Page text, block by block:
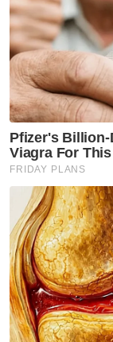
21, 21-13, 21-
Sebagai
beregu
Keat–Wong
gangsa dari
Artikel
Pearly-
Muat turun
Kejohanan
Beregu